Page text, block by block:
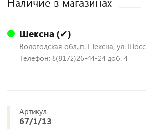
Шексна (✔)
Вологодская обл.,п. Шексна, ул.
Телефон: 8(8172)26-44-24 доб. 4
Артикул
67/1/13